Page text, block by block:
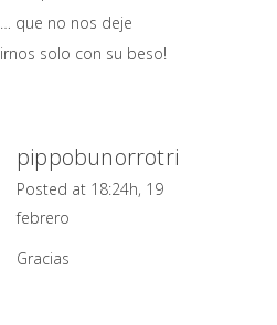
… que no nos deje
irnos solo con su beso!
pippobunorrotri
Posted at 18:24h, 19
febrero
Gracias